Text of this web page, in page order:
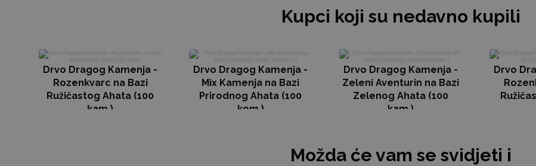
Kupci koji su nedavno kupili
Drvo Dragog Kamenja -
Rozenkvarc na Bazi
Ružičastog Ahata (100
kam.)
Drvo Dragog Kamenja -
Mix Kamenja na Bazi
Prirodnog Ahata (100
kom.)
Drvo Dragog Kamenja -
Zeleni Aventurin na Bazi
Zelenog Ahata (100
kam.)
Drvo
Možda će vam se svidjeti i